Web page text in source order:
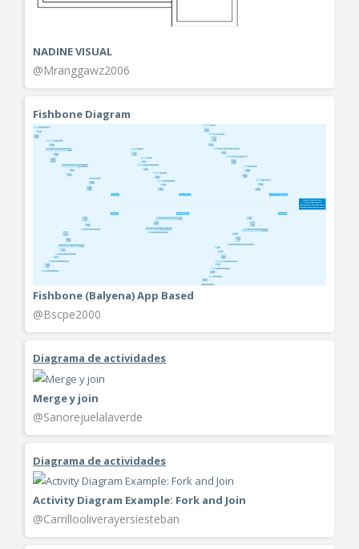
NADINE VISUAL
@Mranggawz2006
Fishbone Diagram
Fishbone (Balyena) App Based
@Bscpe2000
Diagrama de actividades
Merge y join
@Sanorejuelalaverde
Diagrama de actividades
Activity Diagram Example: Fork and Join
@Carrillooliverayersiesteban